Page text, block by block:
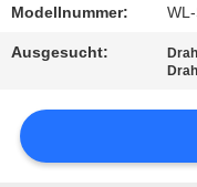
IN
Modellnummer:
Ausgesucht: